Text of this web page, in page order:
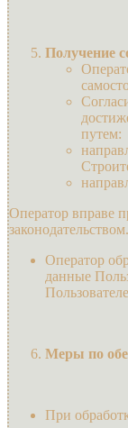
Получение
путем:
Оператор вправе
законодательством.
Оператор
данные
Меры по
При